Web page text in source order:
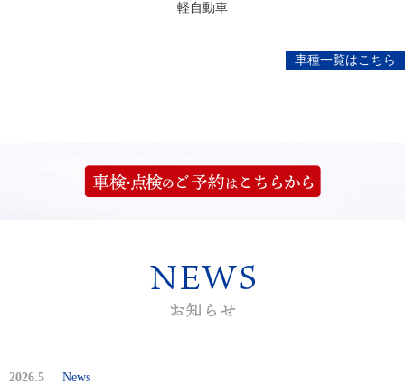
軽自動車
車種一覧はこちら
2026.5 News